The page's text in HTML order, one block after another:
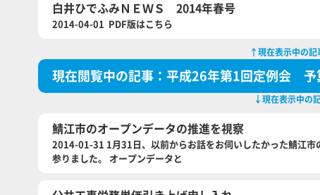
白井ひでふみＮＥＷＳ 2014年春号
2014-04-01 PDF版はこちら
↑現在表示中の記
現在閲覧中の記事：平成26年第1回定例会
↓現在表示中の
鯖江市のオープンデータの推進を視察
2014-01-31 1月31日、以前からお話をお伺いしたかった鯖江市
参りました。 オープンデータと